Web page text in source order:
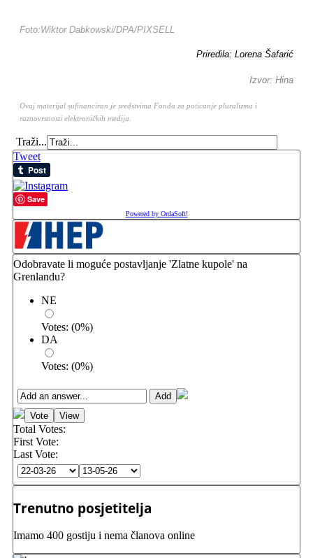
Foto:Wiktor Dabkowski/DPA/PIXSELL
Priredila: Lorena Šafarić
Izvor: Hina
Ovaj materijal sufinanciran je sredstvima Fonda za poticanje pluralizma i
raznovrsnosti elektroničkih medija.
Traži...
Tweet
Save
Powered by OrdaSoft!
Odobravate li moguće postavljanje 'Zlatne kupole' na
Grenlandu?
NE
Votes: (0%)
DA
Votes: (0%)
Total Votes:
First Vote:
Last Vote:
Trenutno posjetitelja
Imamo 400 gostiju i nema članova online